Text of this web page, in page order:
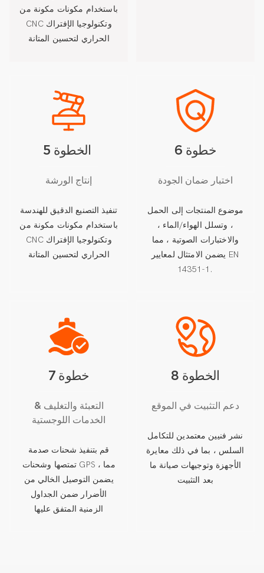
باستخدام مكونات مكونة من
CNC وتكنولوجيا الإفتراك
الحراري لتحسين المتانة
إنتاج الورشة
تنفيذ التصنيع الدقيق للهندسة
باستخدام مكونات مكونة من
CNC وتكنولوجيا الإفتراك
الحراري لتحسين المتانة
خطوة 6
اختبار ضمان الجودة
موضوع المنتجات إلى الحمل
، وتسلل الهواء/الماء ،
والاختبارات الصوتية ، مما
يضمن الامتثال لمعايير EN
14351-1.
خطوة 7
التعبئة والتغليف &
الخدمات اللوجستية
قم بتنفيذ شحنات صدمة
تمتصها وشحنات GPS ، مما
يضمن التوصيل الخالي من
الأضرار ضمن الجداول
الزمنية المتفق عليها
الخطوة 8
دعم التثبيت في الموقع
نشر فنيين معتمدين للتكامل
السلس ، بما في ذلك معايرة
الأجهزة وتوجيهات صيانة ما
بعد التثبيت